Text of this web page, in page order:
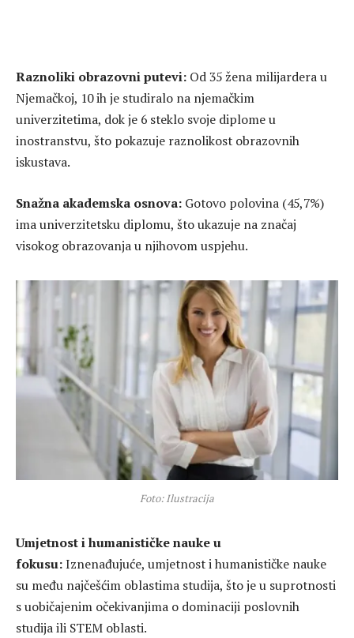
Raznoliki obrazovni putevi: Od 35 žena milijardera u
Njemačkoj, 10 ih je studiralo na njemačkim
univerzitetima, dok je 6 steklo svoje diplome u
inostranstvu, što pokazuje raznolikost obrazovnih
iskustava.
Snažna akademska osnova: Gotovo polovina (45,7%)
ima univerzitetsku diplomu, što ukazuje na značaj
visokog obrazovanja u njihovom uspjehu.
Foto: Ilustracija
Umjetnost i humanističke nauke u
fokusu:Iznenađujuće, umjetnost i humanističke nauke
su među najčešćim oblastima studija, što je u suprotnosti
s uobičajenim očekivanjima o dominaciji poslovnih
studija ili STEM oblasti.